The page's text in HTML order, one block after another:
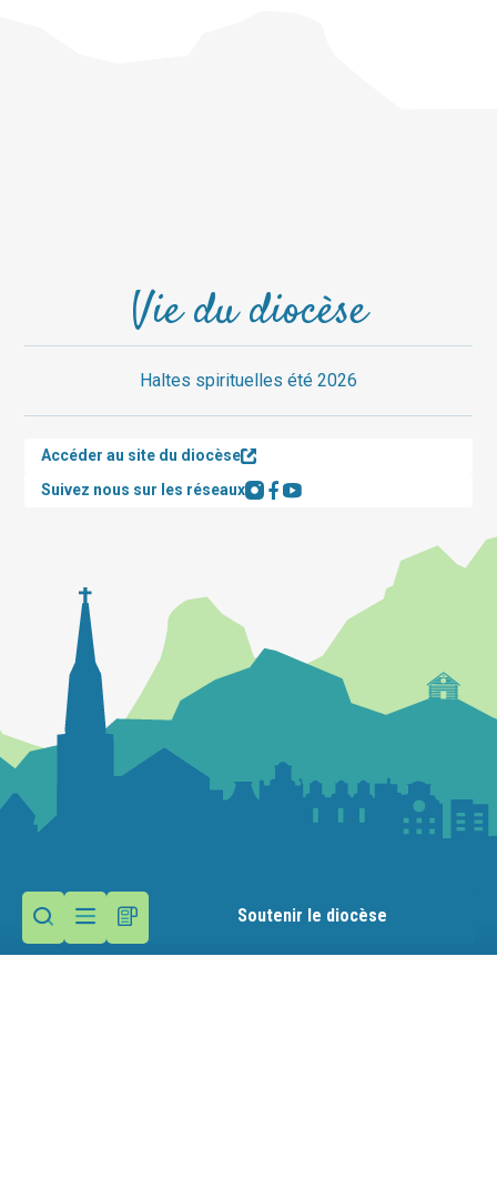
Soutenir le diocèse
Vie du diocèse
Haltes spirituelles été 2026
Accéder au site du diocèse
Suivez nous sur les réseaux